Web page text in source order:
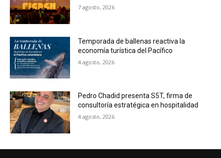
7 agosto, 2026
Temporada de ballenas reactiva la
economía turística del Pacífico
4 agosto, 2026
Pedro Chadid presenta S5T, firma de
consultoría estratégica en hospitalidad
4 agosto, 2026